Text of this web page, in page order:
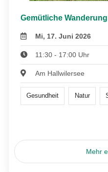
Gemütliche Wanderung
Mi, 17. Juni 2026
11:30 - 17:00 Uhr
Am Hallwilersee
Gesundheit Natur
Mehr